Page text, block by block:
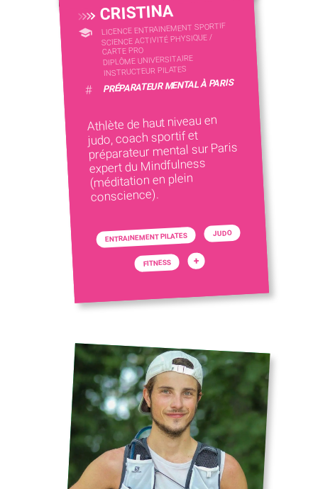
CRISTINA
LICENCE ENTRAINEMENT SPORTIF
SCIENCE ACTIVITÉ PHYSIQUE /
CARTE PRO
DIPLÔME UNIVERSITAIRE
INSTRUCTEUR PILATES
# PRÉPARATEUR MENTAL À PARIS
Athlète de haut niveau en
judo, coach sportif et
préparateur mental sur Paris
expert du Mindfulness
(méditation en plein
conscience).
ENTRAINEMENT PILATES JUDO
FITNESS +